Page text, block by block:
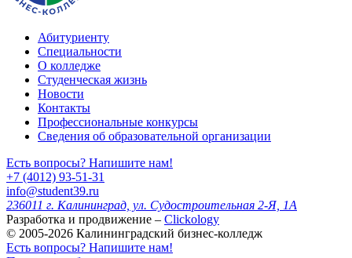
Абитуриенту
Специальности
О колледже
Студенческая жизнь
Новости
Контакты
Профессиональные конкурсы
Сведения об образовательной организации
Есть вопросы? Напишите нам!
+7 (4012) 93-51-31
info@student39.ru
236011 г. Калининград, ул. Судостроительная 2-Я, 1А
Разработка и продвижение – Clickology
© 2005-2026 Калининградский бизнес-колледж
Есть вопросы? Напишите нам!